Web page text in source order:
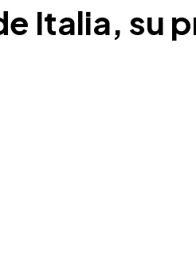
Italia, su